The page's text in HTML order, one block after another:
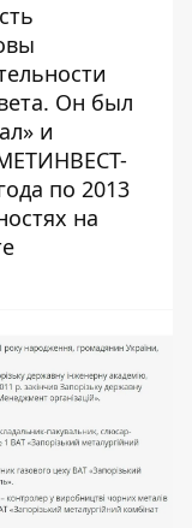
Он был
и
по 2013
на